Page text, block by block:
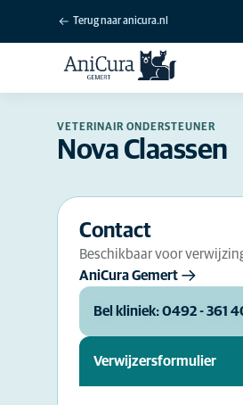
Terug naar anicura.nl
VETERINAIR ONDERSTEUNER
Nova Claassen
Contact
Beschikbaar voor
AniCura Gemert
Bel kliniek: 0492 - 361
Verwijzersformulier